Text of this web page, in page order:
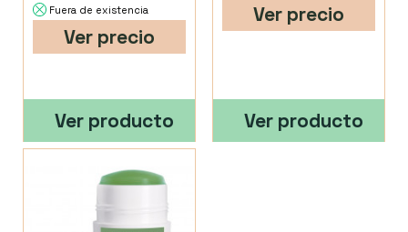
Fuera de existencia
Ver precio
Ver producto
Ver precio
Ver producto